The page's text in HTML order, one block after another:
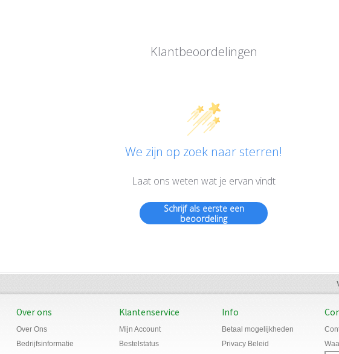
Klantbeoordelingen
We zijn op zoek naar sterren!
Laat ons weten wat je ervan vindt
Schrijf als eerste een
beoordeling
Over ons
Over Ons
Bedrijfsinformatie
Klantenservice
Mijn Account
Bestelstatus
Info
Betaal mogelijkheden
Privacy Beleid